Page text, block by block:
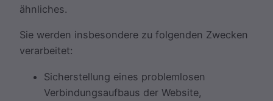
ähnliches.
Sie werden insbesondere zu folgenden Zwecken
verarbeitet:
Sicherstellung eines problemlosen
Verbindungsaufbaus der Website,